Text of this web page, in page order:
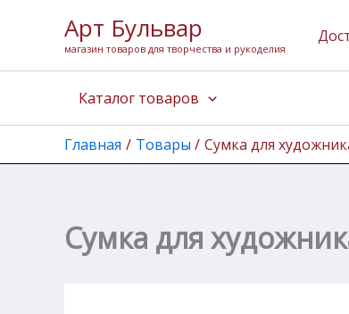
содержимому
Арт Бульвар
магазин товаров для творчества и рукоделия
Каталог товаров
Главная Товары Сумка для
Сумка для
товара
Сумка
Малевичъ
А3
с